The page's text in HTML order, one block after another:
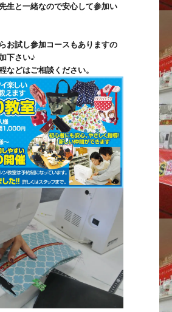
生と一緒なので安心して参加い
お試し参加コースもありますの
下さい♪
などはご相談ください。